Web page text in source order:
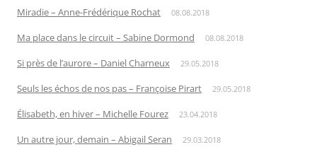
Miradie – Anne-Frédérique Rochat 08.08.2018
Ma place dans le circuit – Sabine Dormond 08.08.2018
Si près de l’aurore – Daniel Charneux 29.05.2018
Seuls les échos de nos pas – Françoise Pirart 29.05.2018
Élisabeth, en hiver – Michelle Fourez 23.04.2018
Un autre jour, demain – Abigail Seran 29.03.2018